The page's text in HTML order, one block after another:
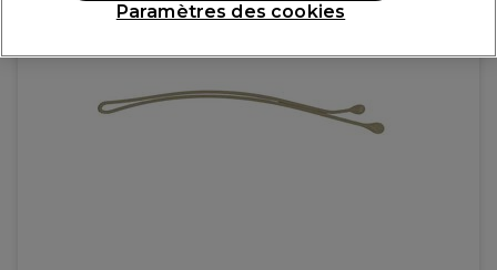
Paramètres des cookies